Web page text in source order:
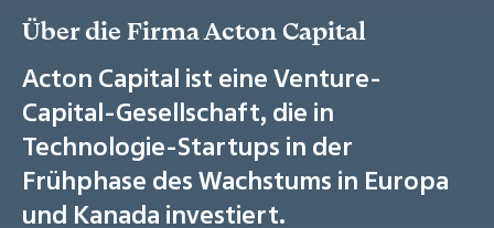
Über die Firma Acton Capital
Acton Capital ist eine Venture-
Capital-Gesellschaft, die in
Technologie-Startups in der
Frühphase des Wachstums in Europa
und Kanada investiert.